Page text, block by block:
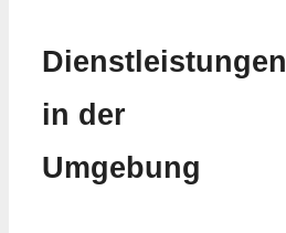
Dienstleistungen
in der
Umgebung